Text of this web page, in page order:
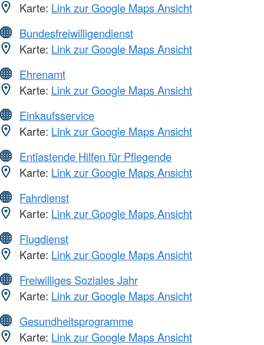
Karte: Link zur Google Maps Ansicht
Bundesfreiwilligendienst
Karte: Link zur Google Maps Ansicht
Ehrenamt
Karte: Link zur Google Maps Ansicht
Einkaufsservice
Karte: Link zur Google Maps Ansicht
Entlastende Hilfen für Pflegende
Karte: Link zur Google Maps Ansicht
Fahrdienst
Karte: Link zur Google Maps Ansicht
Flugdienst
Karte: Link zur Google Maps Ansicht
Freiwilliges Soziales Jahr
Karte: Link zur Google Maps Ansicht
Gesundheitsprogramme
Karte: Link zur Google Maps Ansicht